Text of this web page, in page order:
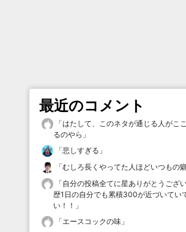
最近のコメント
「はたして、このネタが通じる人がこ
るのやら 」
「悲しすぎる 」
「むしろ長くやってた人ほどいつもの
「自分の投稿全てに星ありがとうござ
歴1日の自分でも累積300が近づいてい
い！！ 」
「エースコックの味 」